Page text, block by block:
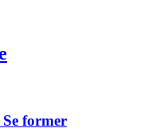
former